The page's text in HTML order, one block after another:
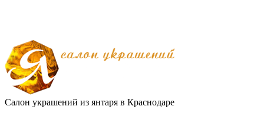
Салон украшений из янтаря в Краснодаре